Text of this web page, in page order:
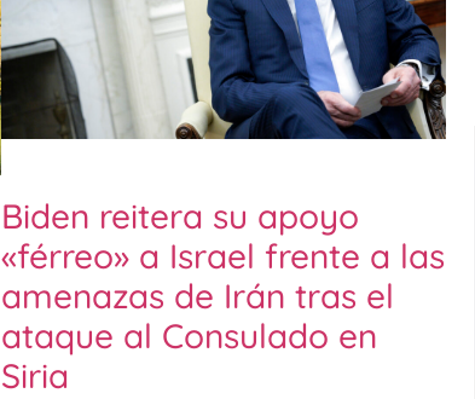
Biden reitera su apoyo
«férreo» a Israel frente a las
amenazas de Irán tras el
ataque al Consulado en
Siria